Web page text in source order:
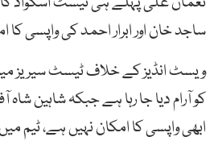
ساجد خان اور ابرار احمد کی واپسی
ویسٹ انڈیز کے خلاف ٹیسٹ سیریز
کو آرام دیا جا رہا ہے جبکہ شاہین
ابھی واپسی کا امکان نہیں ہے، ٹیم